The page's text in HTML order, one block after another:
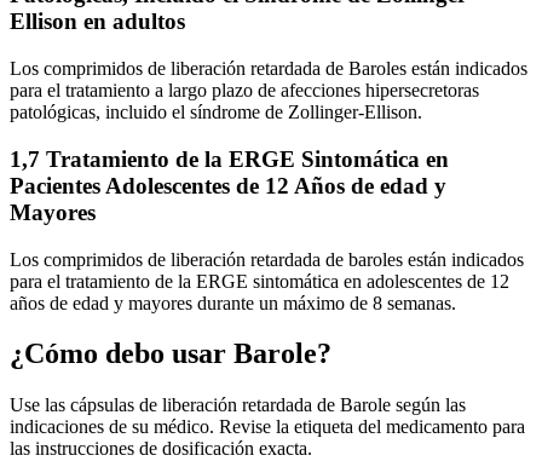
Ellison en adultos
Los comprimidos de liberación retardada de Baroles están indicados
para el tratamiento a largo plazo de afecciones hipersecretoras
patológicas, incluido el síndrome de Zollinger-Ellison.
1,7 Tratamiento de la ERGE Sintomática en
Pacientes Adolescentes de 12 Años de edad y
Mayores
Los comprimidos de liberación retardada de baroles están indicados
para el tratamiento de la ERGE sintomática en adolescentes de 12
años de edad y mayores durante un máximo de 8 semanas.
¿Cómo debo usar Barole?
Use las cápsulas de liberación retardada de Barole según las
indicaciones de su médico. Revise la etiqueta del medicamento para
las instrucciones de dosificación exacta.